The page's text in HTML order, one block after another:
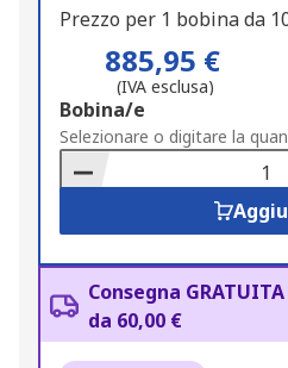
Prezzo per 1 bobina da
885,95 €
(IVA esclusa)
Add
to
Basket
Bobina/e
Selezionare o digitare la
Consegna
da 60,00 €